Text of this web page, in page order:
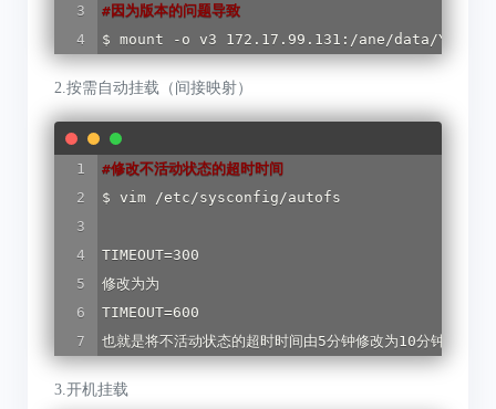
#因为版本的问题导致
$ mount -o v3 172.17.99.131:/ane/data/YTLOGS/
2.按需自动挂载（间接映射）
#修改不活动状态的超时时间
$ vim /etc/sysconfig/autofs
TIMEOUT=300
修改为为
TIMEOUT=600
也就是将不活动状态的超时时间由5分钟修改为10分钟。
3.开机挂载